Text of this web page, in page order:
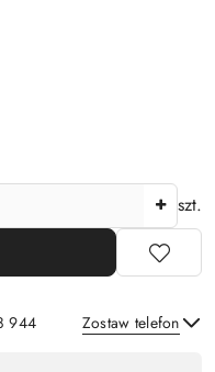
szt.
944 Zostaw telefon